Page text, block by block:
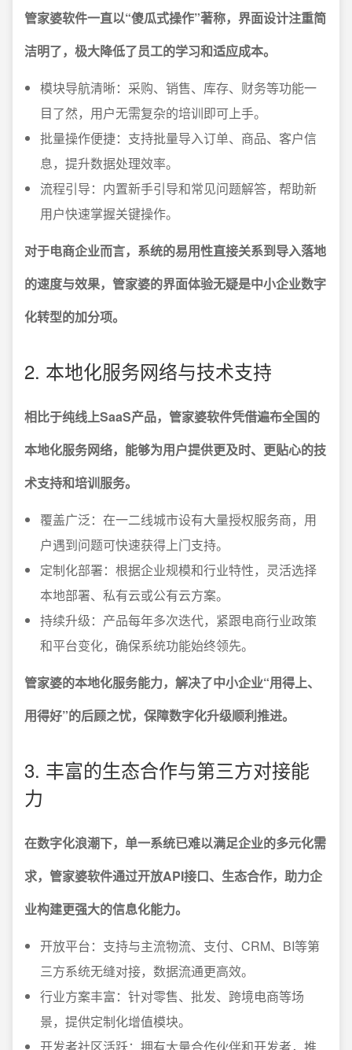
管家婆软件一直以“傻瓜式操作”著称，界面设计注重简
洁明了，极大降低了员工的学习和适应成本。
模块导航清晰：采购、销售、库存、财务等功能一
目了然，用户无需复杂的培训即可上手。
批量操作便捷：支持批量导入订单、商品、客户信
息，提升数据处理效率。
流程引导：内置新手引导和常见问题解答，帮助新
用户快速掌握关键操作。
对于电商企业而言，系统的易用性直接关系到导入落地
的速度与效果，管家婆的界面体验无疑是中小企业数字
化转型的加分项。
2. 本地化服务网络与技术支持
相比于纯线上SaaS产品，管家婆软件凭借遍布全国的
本地化服务网络，能够为用户提供更及时、更贴心的技
术支持和培训服务。
覆盖广泛：在一二线城市设有大量授权服务商，用
户遇到问题可快速获得上门支持。
定制化部署：根据企业规模和行业特性，灵活选择
本地部署、私有云或公有云方案。
持续升级：产品每年多次迭代，紧跟电商行业政策
和平台变化，确保系统功能始终领先。
管家婆的本地化服务能力，解决了中小企业“用得上、
用得好”的后顾之忧，保障数字化升级顺利推进。
3. 丰富的生态合作与第三方对接能
力
在数字化浪潮下，单一系统已难以满足企业的多元化需
求，管家婆软件通过开放API接口、生态合作，助力企
业构建更强大的信息化能力。
开放平台：支持与主流物流、支付、CRM、BI等第
三方系统无缝对接，数据流通更高效。
行业方案丰富：针对零售、批发、跨境电商等场
景，提供定制化增值模块。